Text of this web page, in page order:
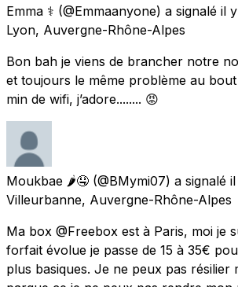
Emma ⚕️ (@Emmaanyone) a signalé il
Lyon, Auvergne-Rhône-Alpes
Bon bah je viens de brancher notre
et toujours le même problème au bout
min de wifi, j’adore........ 😡
Moukbae 🌶🤤 (@BMymi07) a signalé
Villeurbanne, Auvergne-Rhône-Alpes
Ma box @Freebox est à Paris, moi je
forfait évolue je passe de 15 à 35€
plus basiques. Je ne peux pas résilier